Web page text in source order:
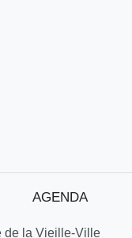
AGENDA
de la Vieille-Ville